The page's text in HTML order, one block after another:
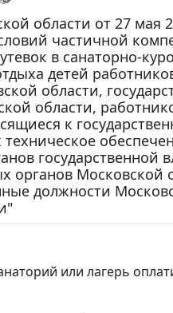
области от 27 мая
частичной
в санаторно-
детей
области,
области,
к
государственной
органов Московской
должности
или лагерь